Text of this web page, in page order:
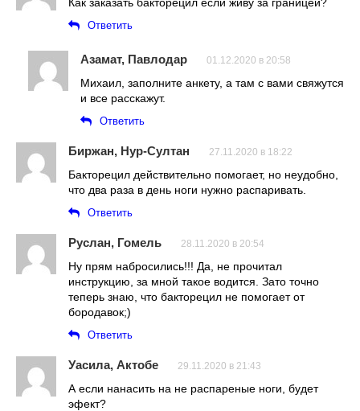
Ответить
Азамат, Павлодар 01.12.2020 в 20:58
Михаил, заполните анкету, а там с вами свяжутся
и все расскажут.
Ответить
Биржан, Нур-Султан 27.11.2020 в 18:22
Бакторецил действительно помогает, но неудобно,
что два раза в день ноги нужно распаривать.
Ответить
Руслан, Гомель 28.11.2020 в 20:54
Ну прям набросились!!! Да, не прочитал
инструкцию, за мной такое водится. Зато точно
теперь знаю, что бакторецил не помогает от
бородавок;)
Ответить
Уасила, Актобе 29.11.2020 в 21:43
А если нанасить на не распареные ноги, будет
эфект?